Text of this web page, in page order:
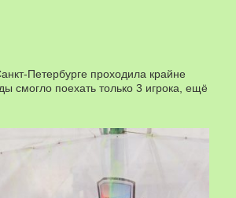
Петербурге проходила крайне
смогло поехать только 3 игрока, ещё